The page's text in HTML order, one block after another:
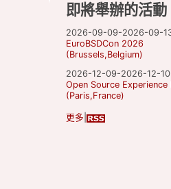
即將舉辦的活動
2026-09-09-2026-09-
EuroBSDCon 2026
(Brussels,Belgium)
2026-12-09-2026-12-10
Open Source
(Paris,France)
更多